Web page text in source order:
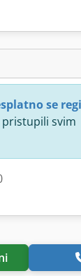
se
svim